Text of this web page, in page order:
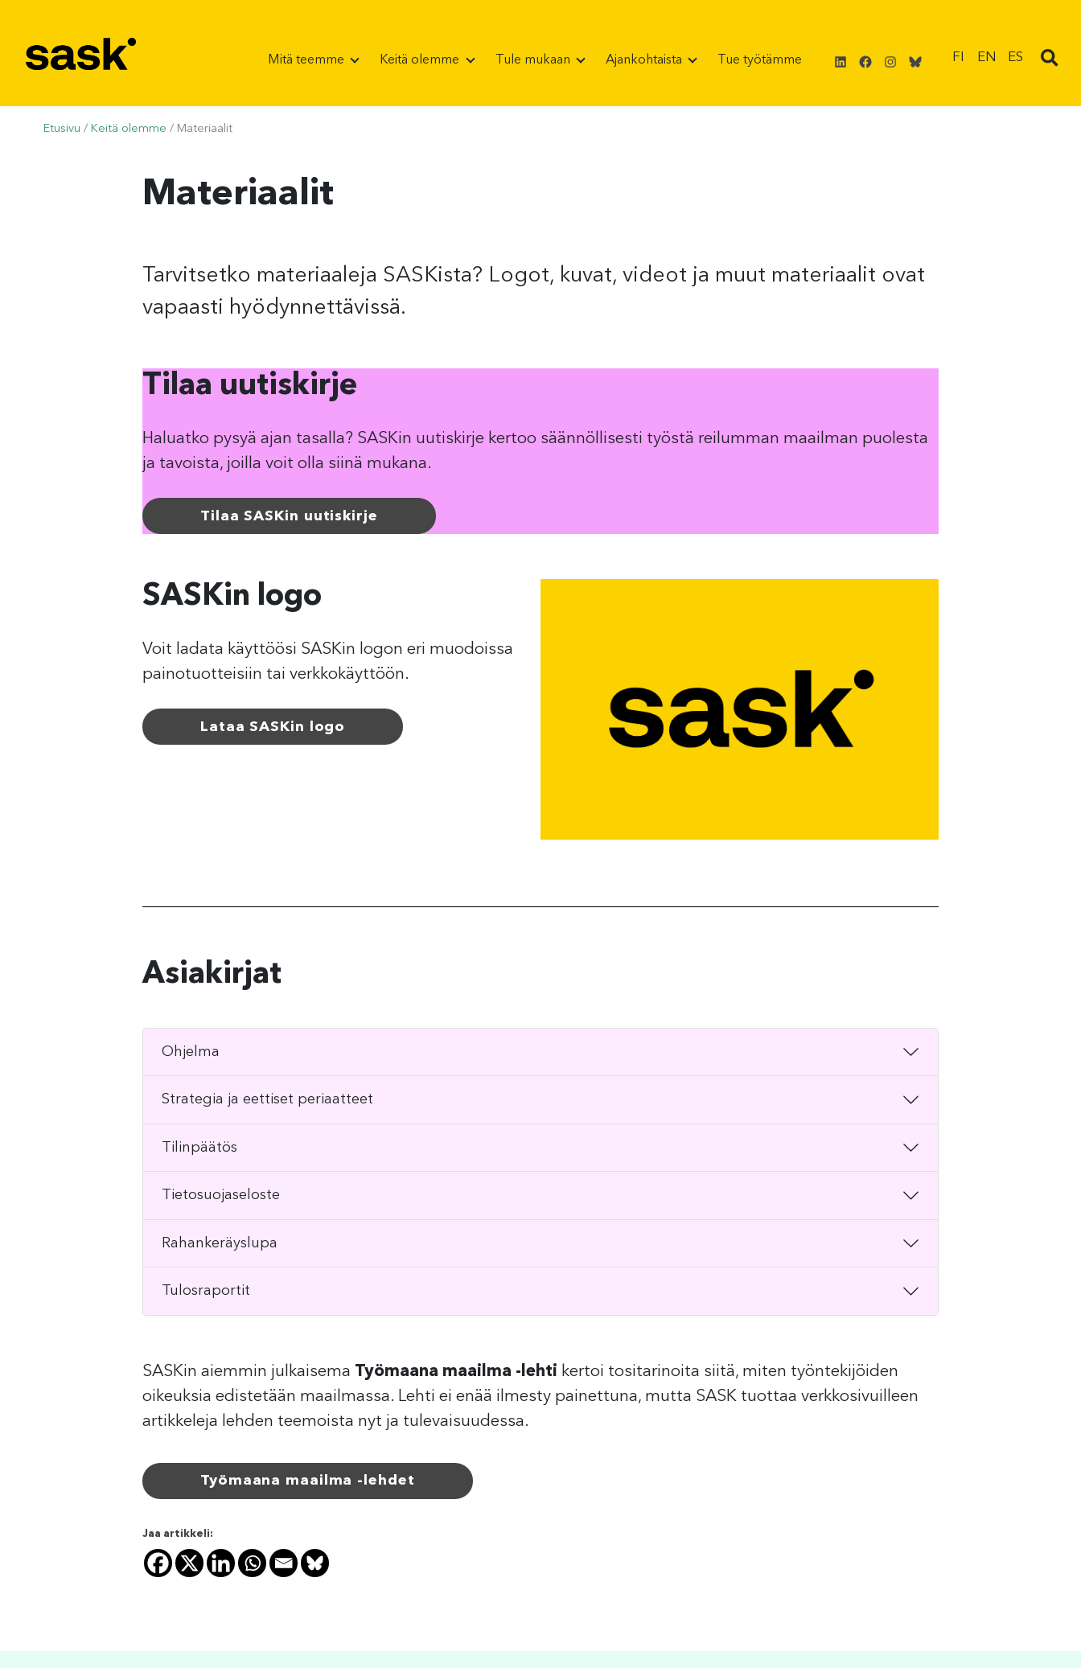
Mitä teemme Keitä olemme Tule mukaan Ajankohtaista Tue työtämme LinkedIn
Facebook
Instagram
Bluesky
FI EN ES
Etusivu / Keitä olemme / Materiaalit
Materiaalit
Tarvitsetko materiaaleja SASKista? Logot, kuvat, videot ja muut materiaalit ovat
vapaasti hyödynnettävissä.
Tilaa uutiskirje
Haluatko pysyä ajan tasalla? SASKin uutiskirje kertoo säännöllisesti työstä reilumman maailman puolesta
ja tavoista, joilla voit olla siinä mukana.
Tilaa SASKin uutiskirje
SASKin logo
Voit ladata käyttöösi SASKin logon eri muodoissa
painotuotteisiin tai verkkokäyttöön.
Lataa SASKin logo
Asiakirjat
Ohjelma
Strategia ja eettiset periaatteet
Tilinpäätös
Tietosuojaseloste
Rahankeräyslupa
Tulosraportit
SASKin aiemmin julkaisema Työmaana maailma -lehti kertoi tositarinoita siitä, miten työntekijöiden
oikeuksia edistetään maailmassa. Lehti ei enää ilmesty painettuna, mutta SASK tuottaa verkkosivuilleen
artikkeleja lehden teemoista nyt ja tulevaisuudessa.
Työmaana maailma -lehdet
Jaa artikkeli: